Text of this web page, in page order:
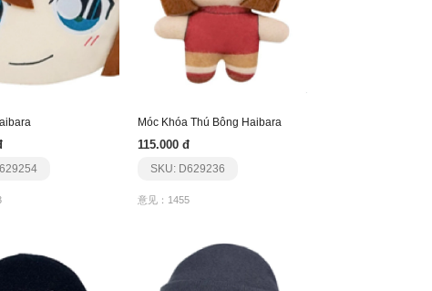
Móc Khóa Thú Bông Haibara
115.000 đ
SKU: D629236
意见：1455